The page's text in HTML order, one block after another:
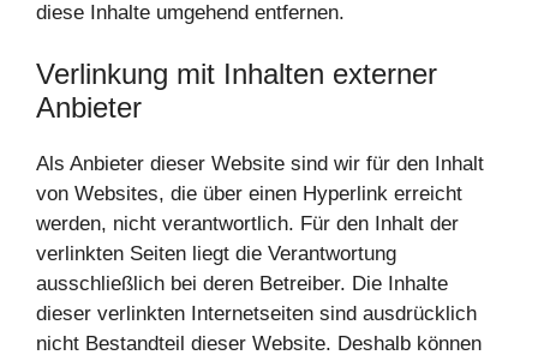
diese Inhalte umgehend entfernen.
Verlinkung mit Inhalten externer
Anbieter
Als Anbieter dieser Website sind wir für den Inhalt
von Websites, die über einen Hyperlink erreicht
werden, nicht verantwortlich. Für den Inhalt der
verlinkten Seiten liegt die Verantwortung
ausschließlich bei deren Betreiber. Die Inhalte
dieser verlinkten Internetseiten sind ausdrücklich
nicht Bestandteil dieser Website. Deshalb können